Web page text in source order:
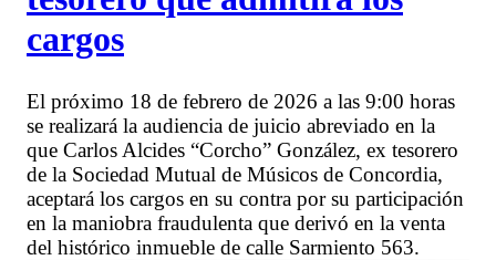
cargos
El próximo 18 de febrero de 2026 a las 9:00 horas
se realizará la audiencia de juicio abreviado en la
que Carlos Alcides “Corcho” González, ex tesorero
de la Sociedad Mutual de Músicos de Concordia,
aceptará los cargos en su contra por su participación
en la maniobra fraudulenta que derivó en la venta
del histórico inmueble de calle Sarmiento 563.